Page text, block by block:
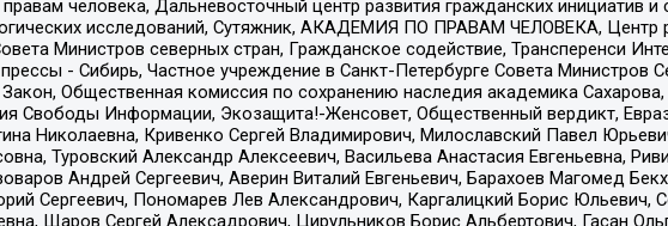
человека, Дальневосточный центр развития гражданских инициатив и
исследований, Сутяжник, АКАДЕМИЯ ПО ПРАВАМ ЧЕЛОВЕКА, Центр
Министров северных стран, Гражданское содействие, Трансперенси
- Сибирь, Частное учреждение в Санкт-Петербурге Совета Министров
Общественная комиссия по сохранению наследия академика
Свободы Информации, Экозащита!-Женсовет, Общественный вердикт,
Николаевна, Кривенко Сергей Владимирович, Милославский Павел
Туровский Александр Алексеевич, Васильева Анастасия Евгеньевна,
Андрей Сергеевич, Аверин Виталий Евгеньевич, Барахоев Магомед
Сергеевич, Пономарев Лев Александрович, Каргалицкий Борис Юльевич,
Щаров Сергей Алексадрович, Цирульников Борис Альбертович, Гасан